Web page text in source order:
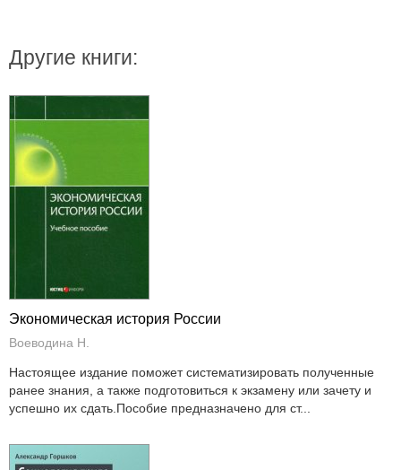
Другие книги:
Экономическая история России
Воеводина Н.
Настоящее издание поможет систематизировать полученные
ранее знания, а также подготовиться к экзамену или зачету и
успешно их сдать.Пособие предназначено для ст...